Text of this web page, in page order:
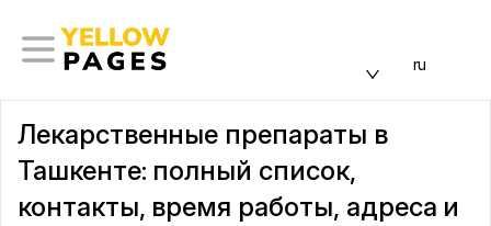
ru
Лекарственные препараты в
Ташкенте: полный список,
контакты, время работы, адреса и